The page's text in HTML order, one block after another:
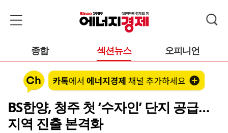
종합 섹션뉴스 오피니언
BS한양, 청주 첫 ‘수자인’ 단지 공급…
지역 진출 본격화